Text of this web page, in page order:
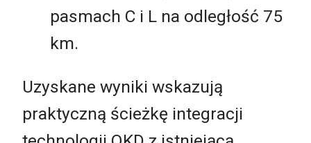
pasmach C i L na odległość 75
km.
Uzyskane wyniki wskazują
praktyczną ścieżkę integracji